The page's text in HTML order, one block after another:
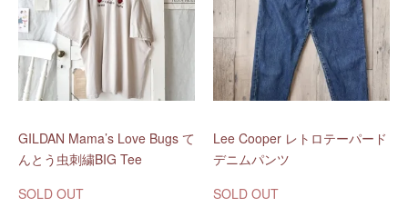
GILDAN Mama’s Love Bugs て
んとう虫刺繍BIG Tee
SOLD OUT
Lee Cooper レトロテーパード
デニムパンツ
SOLD OUT